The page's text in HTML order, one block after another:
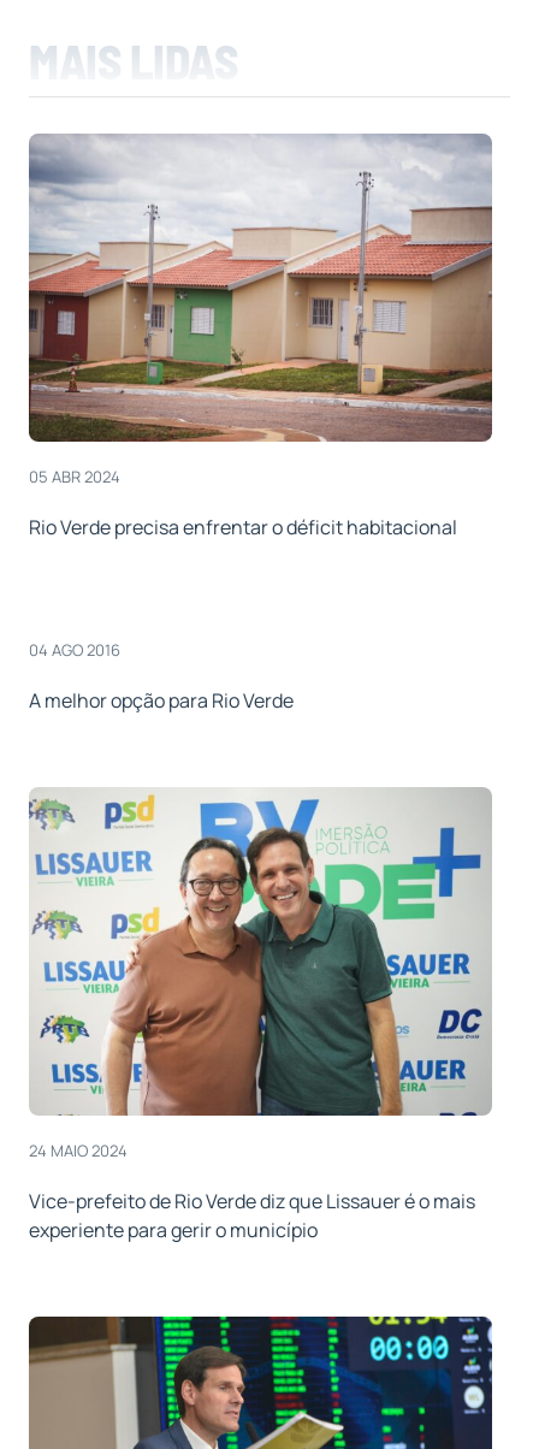
MAIS LIDAS
05 ABR 2024
Rio Verde precisa enfrentar o déficit habitacional
04 AGO 2016
A melhor opção para Rio Verde
24 MAIO 2024
Vice-prefeito de Rio Verde diz que Lissauer é o mais
experiente para gerir o município